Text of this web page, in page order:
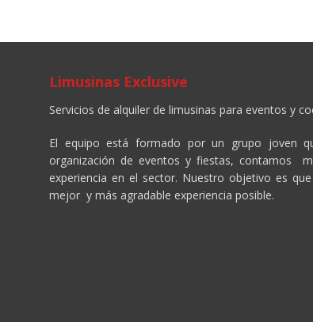
Limusinas Exclusive
Servicios de alquiler de limusinas para eventos y
El equipo está formado por un grupo joven
organización de eventos y fiestas, contamos
experiencia en el sector. Nuestro objetivo es
mejor y más agradable experiencia posible.